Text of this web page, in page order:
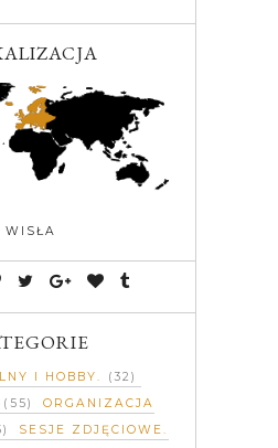
WISŁA
I HOBBY
(32)
(55)
ORGANIZACJA
SESJE ZDJĘCIOWE